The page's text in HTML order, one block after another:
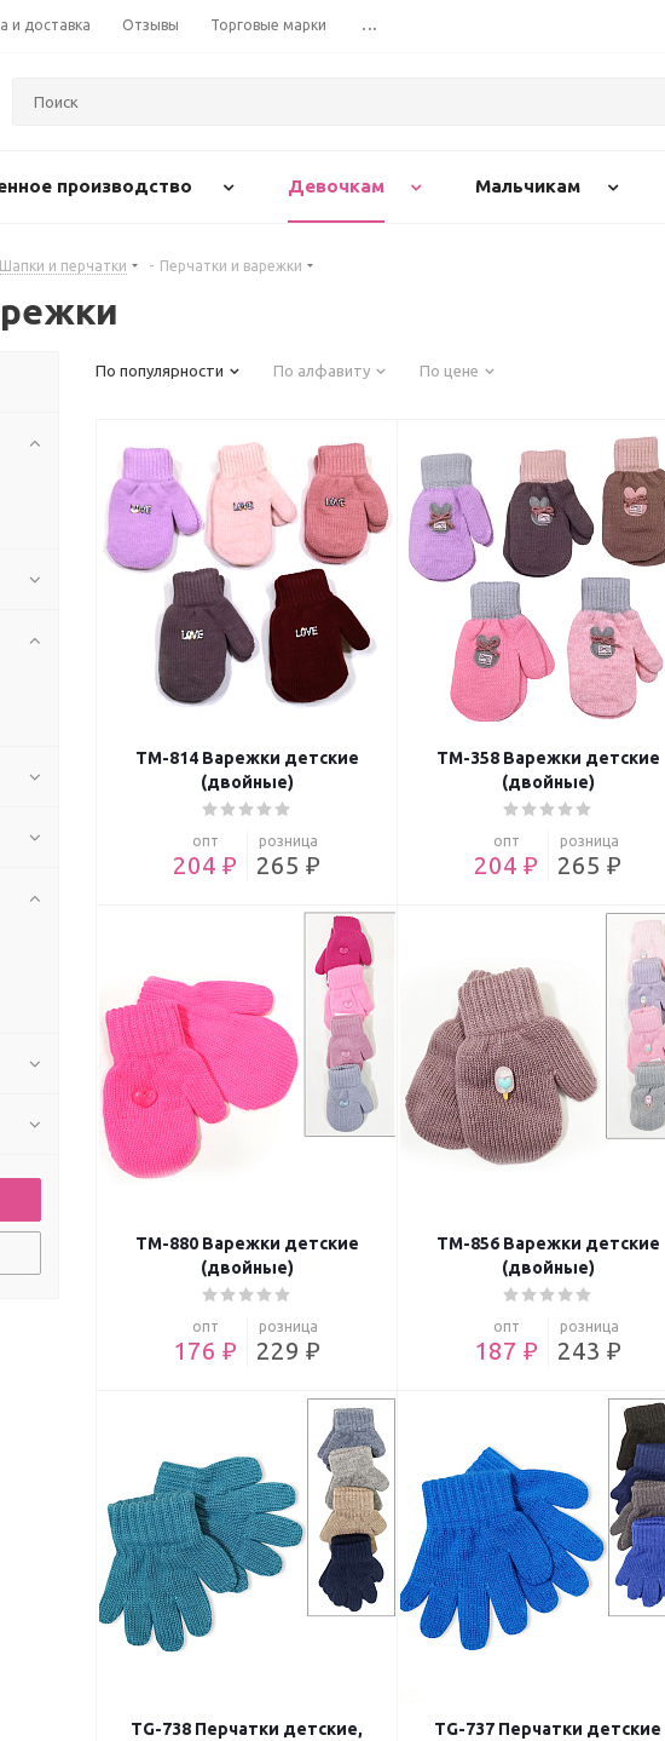
и доставка Отзывы Торговые марки ...
производство Девочкам Мальчикам
Шапки и перчатки - Перчатки и варежки
По популярности По алфавиту По цене
ТМ-814 Варежки детские
(двойные)
опт
204 ₽
розница
265 ₽
ТМ-358 Варежки детские
(двойные)
опт
204 ₽
розница
265 ₽
TM-880 Варежки детские
(двойные)
опт
176 ₽
розница
229 ₽
TM-856 Варежки детские
(двойные)
опт
187 ₽
розница
243 ₽
TG-738 Перчатки детские,
TG-737 Перчатки детские